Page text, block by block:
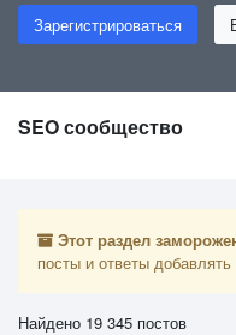
Зарегистрироваться
SEO сообщество
Этот раздел
посты и ответы добавлять
Найдено 19 345 постов